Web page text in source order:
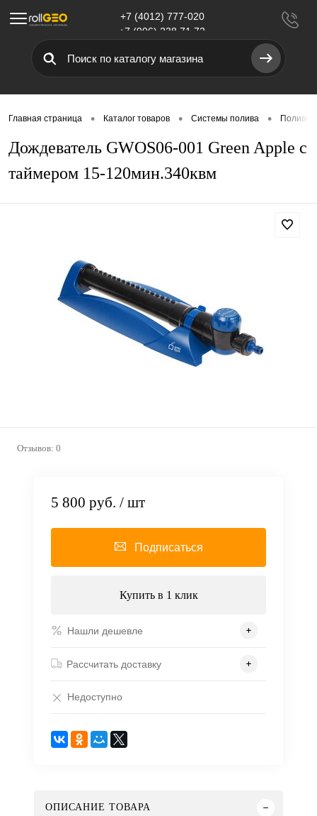
Меню
+7 (4012) 777-020
+7 (906) 238 71 72
Главная страница • Каталог товаров • Системы полива •
Дождеватель GWOS06-001 Green Apple с
таймером 15-120мин.340квм
Отзывов: 0
5 800 руб. / шт
Подписаться
Купить в 1 клик
Нашли дешевле
Рассчитать доставку
Недоступно
ОПИСАНИЕ ТОВАРА